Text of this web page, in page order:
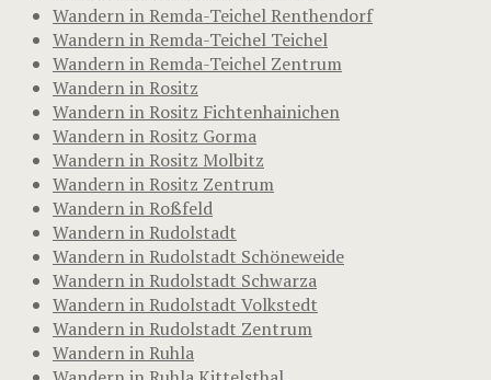
Wandern in Remda-Teichel Renthendorf
Wandern in Remda-Teichel Teichel
Wandern in Remda-Teichel Zentrum
Wandern in Rositz
Wandern in Rositz Fichtenhainichen
Wandern in Rositz Gorma
Wandern in Rositz Molbitz
Wandern in Rositz Zentrum
Wandern in Roßfeld
Wandern in Rudolstadt
Wandern in Rudolstadt Schöneweide
Wandern in Rudolstadt Schwarza
Wandern in Rudolstadt Volkstedt
Wandern in Rudolstadt Zentrum
Wandern in Ruhla